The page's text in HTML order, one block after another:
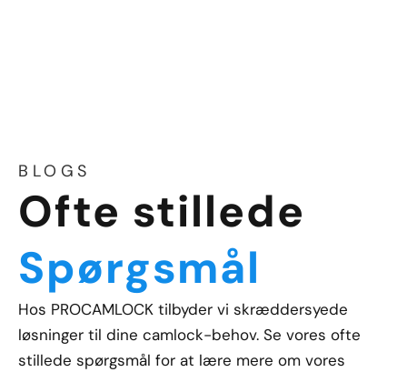
BLOGS
Ofte stillede
Spørgsmål
Hos PROCAMLOCK tilbyder vi skræddersyede
løsninger til dine camlock-behov. Se vores ofte
stillede spørgsmål for at lære mere om vores